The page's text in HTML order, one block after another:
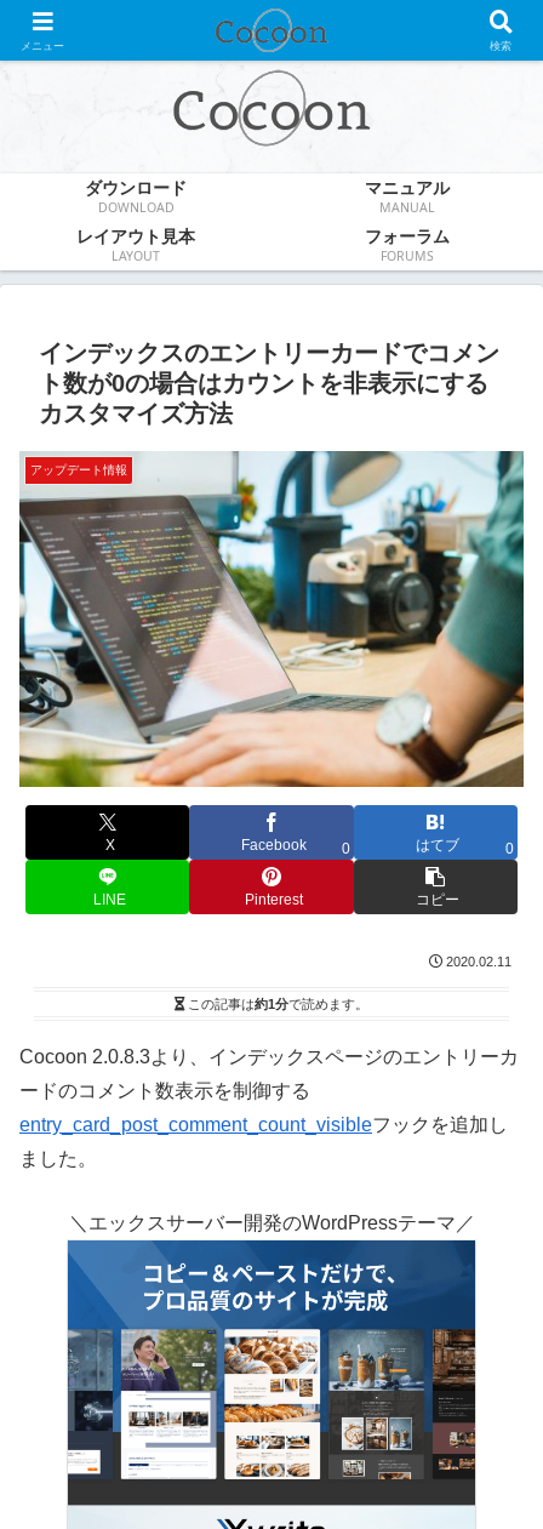
WordPress無料テーマ
ダウンロード
DOWNLOAD
マニュアル
MANUAL
レイアウト見本
LAYOUT
フォーラム
FORUMS
インデックスのエントリーカードでコメン
ト数が0の場合はカウントを非表示にする
カスタマイズ方法
アップデート情報
X Facebook 0 はてブ 0
LINE Pinterest コピー
2020.02.11
この記事は約1分で読めます。
Cocoon 2.0.8.3より、インデックスページのエントリーカ
ードのコメント数表示を制御する
entry_card_post_comment_count_visibleフックを追加し
ました。
＼エックスサーバー開発のWordPressテーマ／
メニュー 検索